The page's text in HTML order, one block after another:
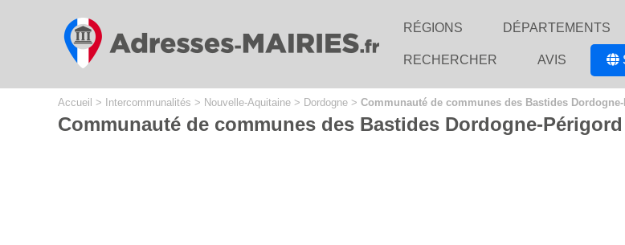
RÉGIONS DÉPARTEMENTS
RECHERCHER AVIS
Accueil > Intercommunalités > Nouvelle-Aquitaine > Dordogne > Communauté de communes des Bastides
Communauté de communes des Bastides Dordogne-Périgord